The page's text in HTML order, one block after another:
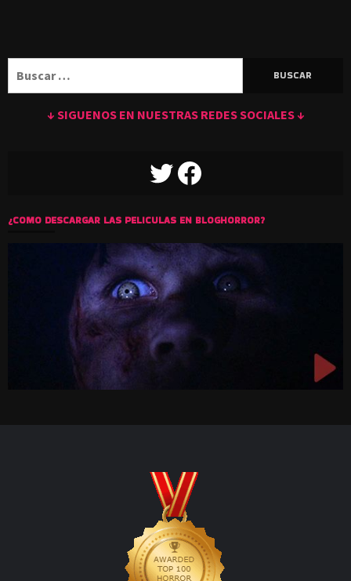
↓ SIGUENOS EN NUESTRAS REDES SOCIALES ↓
TWITTERFACEBOOK
¿COMO DESCARGAR LAS PELICULAS EN BLOGHORROR?